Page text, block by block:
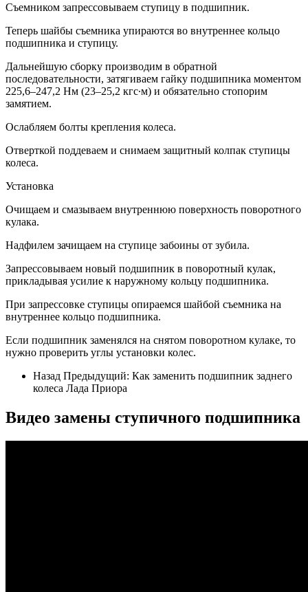
Съемником запрессовываем ступицу в подшипник.
Теперь шайбы съемника упираются во внутреннее кольцо
подшипника и ступицу.
Дальнейшую сборку производим в обратной
последовательности, затягиваем гайку подшипника моментом
225,6–247,2 Нм (23–25,2 кгс∙м) и обязательно стопорим
замятием.
Ослабляем болты крепления колеса.
Отверткой поддеваем и снимаем защитный колпак ступицы
колеса.
Установка
Очищаем и смазываем внутреннюю поверхность поворотного
кулака.
Надфилем зачищаем на ступице забоины от зубила.
Запрессовываем новый подшипник в поворотный кулак,
прикладывая усилие к наружному кольцу подшипника.
При запрессовке ступицы опираемся шайбой съемника на
внутреннее кольцо подшипника.
Если подшипник заменялся на снятом поворотном кулаке, то
нужно проверить углы установки колес.
Назад Предыдущий: Как заменить подшипник заднего
колеса Лада Приора
Видео замены ступичного подшипника